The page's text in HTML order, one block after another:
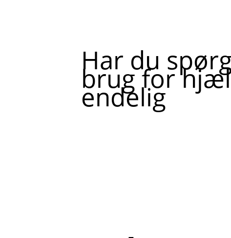
Har du
brug for
endelig